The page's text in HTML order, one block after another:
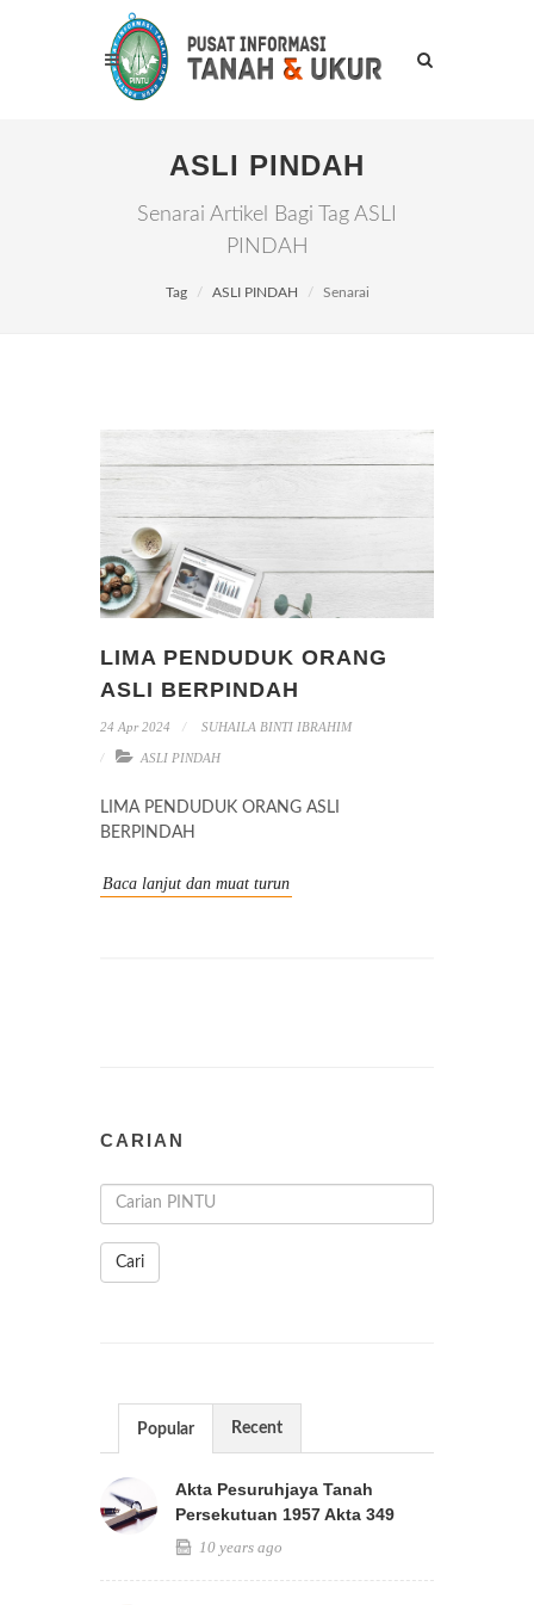
ASLI PINDAH
Senarai Artikel Bagi Tag ASLI
PINDAH
Tag ASLI PINDAH Senarai
LIMA PENDUDUK ORANG
ASLI BERPINDAH
24 Apr 2024 SUHAILA BINTI IBRAHIM
ASLI PINDAH
LIMA PENDUDUK ORANG ASLI
BERPINDAH
Baca lanjut dan muat turun
CARIAN
Cari
Popular Recent
Akta Pesuruhjaya Tanah
Persekutuan 1957 Akta 349
10 years ago